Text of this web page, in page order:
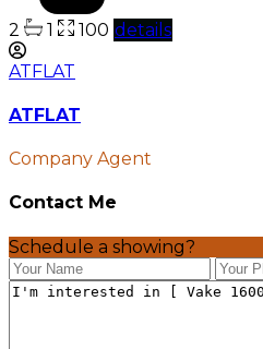
2 1 100 details
ATFLAT
ATFLAT
Company Agent
Contact Me
Schedule a showing?